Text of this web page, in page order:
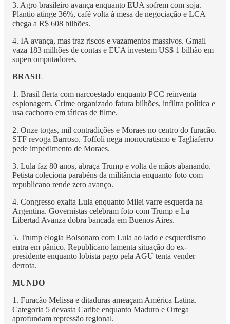
3. Agro brasileiro avança enquanto EUA sofrem com soja.
Plantio atinge 36%, café volta à mesa de negociação e LCA
chega a R$ 608 bilhões.
4. IA avança, mas traz riscos e vazamentos massivos. Gmail
vaza 183 milhões de contas e EUA investem US$ 1 bilhão em
supercomputadores.
BRASIL
1. Brasil flerta com narcoestado enquanto PCC reinventa
espionagem. Crime organizado fatura bilhões, infiltra política e
usa cachorro em táticas de filme.
2. Onze togas, mil contradições e Moraes no centro do furacão.
STF revoga Barroso, Toffoli nega monocratismo e Tagliaferro
pede impedimento de Moraes.
3. Lula faz 80 anos, abraça Trump e volta de mãos abanando.
Petista coleciona parabéns da militância enquanto foto com
republicano rende zero avanço.
4. Congresso exalta Lula enquanto Milei varre esquerda na
Argentina. Governistas celebram foto com Trump e La
Libertad Avanza dobra bancada em Buenos Aires.
5. Trump elogia Bolsonaro com Lula ao lado e esquerdismo
entra em pânico. Republicano lamenta situação do ex-
presidente enquanto lobista pago pela AGU tenta vender
derrota.
MUNDO
1. Furacão Melissa e ditaduras ameaçam América Latina.
Categoria 5 devasta Caribe enquanto Maduro e Ortega
aprofundam repressão regional.